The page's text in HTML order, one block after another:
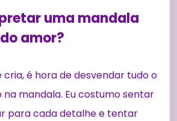
uma mandala
amor?
cria, é hora de desvendar tudo o
mandala. Eu costumo sentar
para cada detalhe e tentar